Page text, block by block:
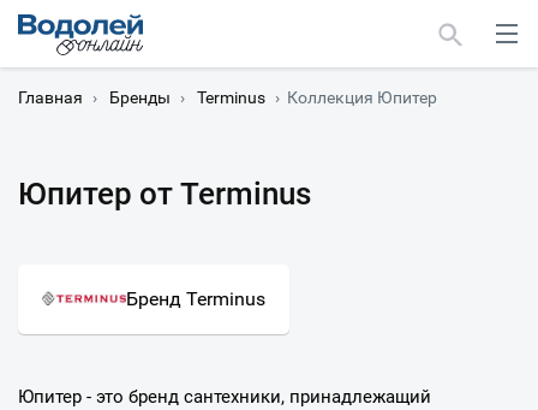
Главная › Бренды › Terminus › Коллекция Юпитер
Юпитер от Terminus
Бренд Terminus
Юпитер - это бренд сантехники, принадлежащий